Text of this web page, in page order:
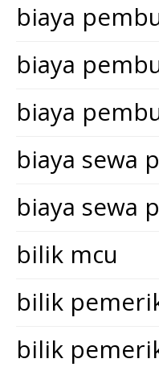
biaya
biaya
biaya
biaya sewa
biaya sewa
bilik mcu
bilik
bilik